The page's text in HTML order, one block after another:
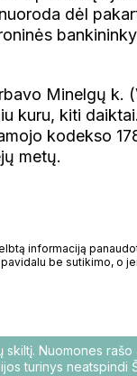
dėl
Minelgų k.
kuru, kiti
kodekso
metų.
informaciją
be sutikimo, o
skiltį. Nuomones
turinys neatspindi